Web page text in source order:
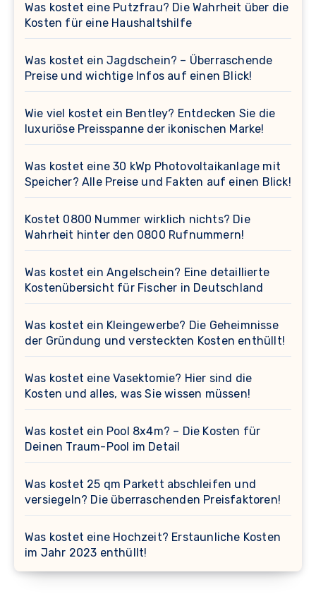
Was kostet eine Putzfrau? Die Wahrheit über die
Kosten für eine Haushaltshilfe
Was kostet ein Jagdschein? – Überraschende
Preise und wichtige Infos auf einen Blick!
Wie viel kostet ein Bentley? Entdecken Sie die
luxuriöse Preisspanne der ikonischen Marke!
Was kostet eine 30 kWp Photovoltaikanlage mit
Speicher? Alle Preise und Fakten auf einen Blick!
Kostet 0800 Nummer wirklich nichts? Die
Wahrheit hinter den 0800 Rufnummern!
Was kostet ein Angelschein? Eine detaillierte
Kostenübersicht für Fischer in Deutschland
Was kostet ein Kleingewerbe? Die Geheimnisse
der Gründung und versteckten Kosten enthüllt!
Was kostet eine Vasektomie? Hier sind die
Kosten und alles, was Sie wissen müssen!
Was kostet ein Pool 8x4m? – Die Kosten für
Deinen Traum-Pool im Detail
Was kostet 25 qm Parkett abschleifen und
versiegeln? Die überraschenden Preisfaktoren!
Was kostet eine Hochzeit? Erstaunliche Kosten
im Jahr 2023 enthüllt!